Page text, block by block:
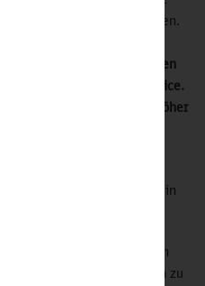
entsprechend ausgewiesen.
von Deutschland fallen
nachberechnet werden
Mail unseres Kundenservice.
die Zusatzkosten leider höher
ist.
zahlen Sie 19,90 €, für
€ und für Bestellungen in
Schweiz fällt zuzüglich zum
an, die vom Kunden zu